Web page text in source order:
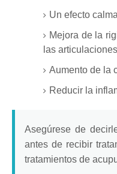
Un efecto
Mejora de la
las
Aumento de la
Reducir la
Asegúrese de
antes de recibir
tratamientos de